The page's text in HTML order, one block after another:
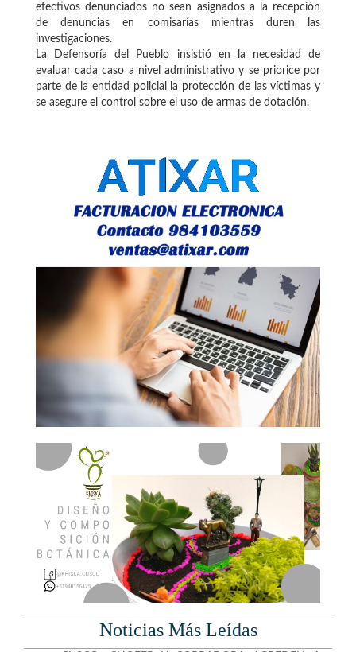
efectivos denunciados no sean asignados a la recepción
de denuncias en comisarías mientras duren las
investigaciones.
La Defensoría del Pueblo insistió en la necesidad de
evaluar cada caso a nivel administrativo y se priorice por
parte de la entidad policial la protección de las víctimas y
se asegure el control sobre el uso de armas de dotación.
Noticias Más Leídas